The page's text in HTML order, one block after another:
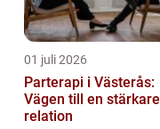
01 juli 2026
Parterapi i Västerås:
Vägen till en stärkare
relation